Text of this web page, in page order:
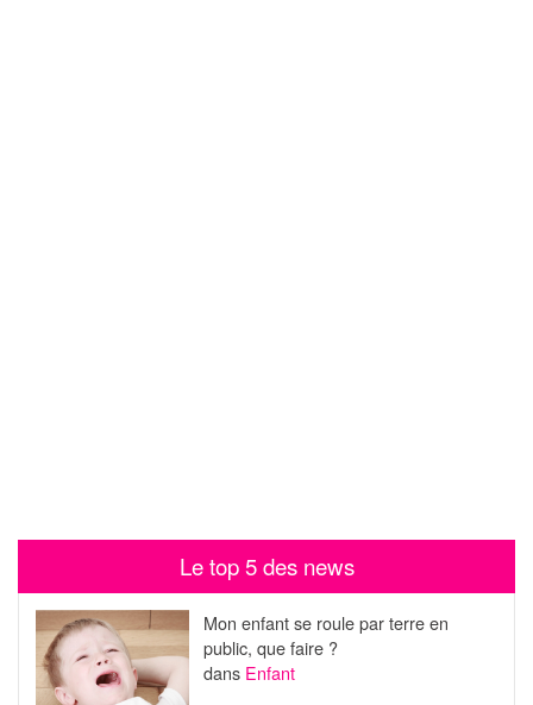
Le top 5 des news
Mon enfant se roule par terre en
public, que faire ?
dans Enfant